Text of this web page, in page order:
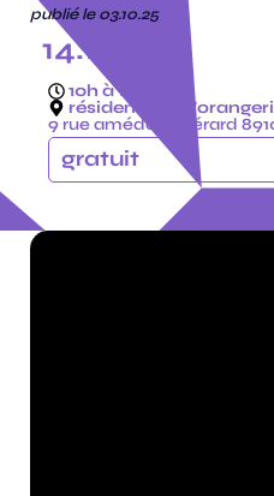
publié le 03.10.25
14.10.25
10h à 12h
résidence de
9 rue amédée guérard
gratuit